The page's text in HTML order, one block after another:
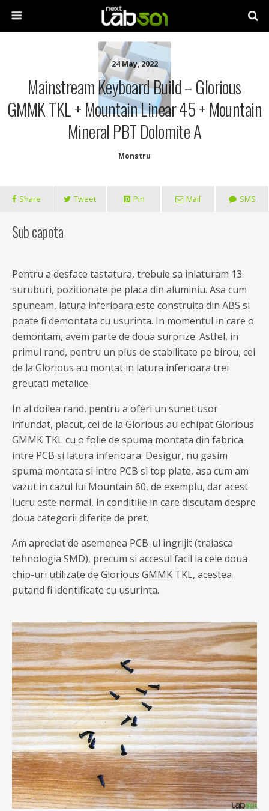
24 May, 2022
Mainstream Keyboard Build – Glorious
GMMK TKL + Mountain Linear 45 + Mountain
Mineral PBT Dolomite A
Monstru
Share Tweet Pin Mail SMS
Sub capota
Pentru a desface tastatura, trebuie sa inlaturam 13
suruburi, pozitionate pe placa din aluminiu. Asa cum
spuneam, latura inferioara este construita din ABS si
poate fi demontata cu usurinta. In momentul in care o
demontam, avem parte de doua surprize. Astfel, in
primul rand, pentru un plus de stabilitate pe birou, cei
de la Glorious au montat in latura inferioara trei
greutati metalice.
In al doilea rand, pentru a oferi un sunet usor
infundat, placut, cei de la Glorious au echipat Glorious
GMMK TKL cu o folie de spuma montata din fabrica
intre PCB si latura inferioara. Desigur, nu gasim
spuma montata si intre PCB si top plate, asa cum am
vazut in cazul lui Mountain 60, de exemplu, dar acest
lucru este normal, in conditiile in care discutam despre
doua categorii diferite de pret.
Am apreciat de asemenea PCB-ul ingrijit (traiasca
tehnologia SMD), precum si accesul facil la cele doua
chip-uri utilizate de Glorious GMMK TKL, acestea
putand fi identificate cu usurinta.